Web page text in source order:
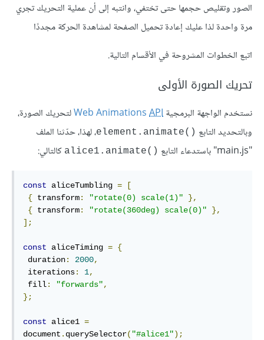
الصور وتقليص حجمها حتى تختفي، وانتبه إلى أن عملية التحريك تجري
مرة واحدة لذا عليك إعادة تحميل الصفحة لمشاهدة الحركة مجددًا
اتبع الخطوات المشروحة في اﻷقسام التالية.
تحريك الصورة الأولى
نستخدم الواجهة البرمجية Web AnimationsAPI
لتحريك الصورة،
وبالتحديد التابع ()element.animate
، لهذا، حدّثنا الملف
"main.js" باستدعاء التابع
()alice1.animate كالتالي:
const aliceTumbling =
[
{ transform: "rotate(0) scale(1)"
},
{ transform: "rotate(360deg) scale(0)"
},
];
const aliceTiming = {
duration: 2000,
iterations: 1,
fill: "forwards",
};
const alice1 =
document . querySelector( "#alice1");